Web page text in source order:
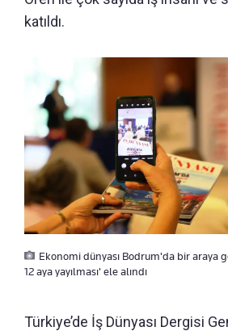
katıldı.
Ekonomi dünyası Bodrum'da bir araya
12 aya yayılması' ele alındı
Türkiye’de İş Dünyası Dergisi